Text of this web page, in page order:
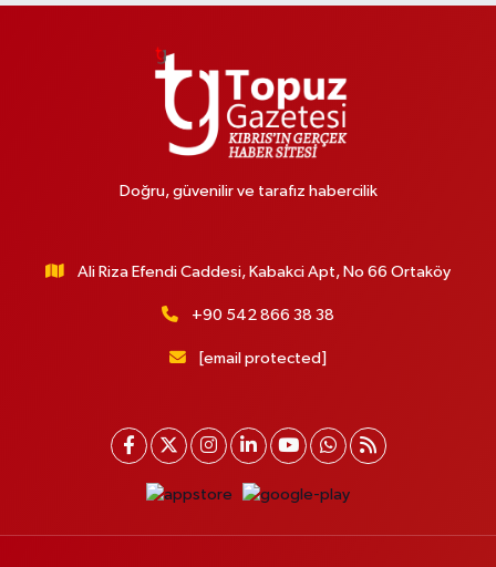
Doğru, güvenilir ve tarafız habercilik
Ali Riza Efendi Caddesi, Kabakci Apt, No 66 Ortaköy
+90 542 866 38 38
[email protected]